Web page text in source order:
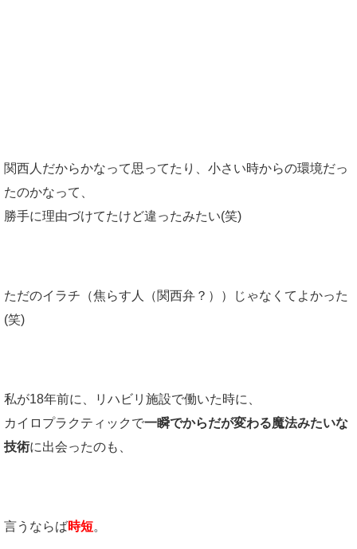
関西人だからかなって思ってたり、小さい時からの環境だっ
たのかなって、
勝手に理由づけてたけど違ったみたい(笑)
ただのイラチ（焦らす人（関西弁？））じゃなくてよかった
(笑)
私が18年前に、リハビリ施設で働いた時に、
カイロプラクティックで一瞬でからだが変わる魔法みたいな
技術に出会ったのも、
言うならば時短。